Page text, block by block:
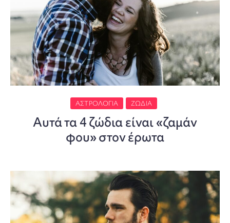
ΑΣΤΡΟΛΟΓΊΑ ΖΏΔΙΑ
Αυτά τα 4 ζώδια είναι «ζαμάν
φου» στον έρωτα